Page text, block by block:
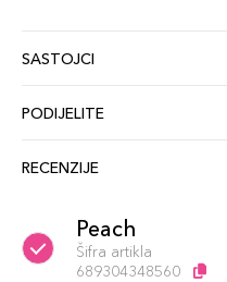
SASTOJCI
PODIJELITE
RECENZIJE
Peach
Šifra artikla
689304348560